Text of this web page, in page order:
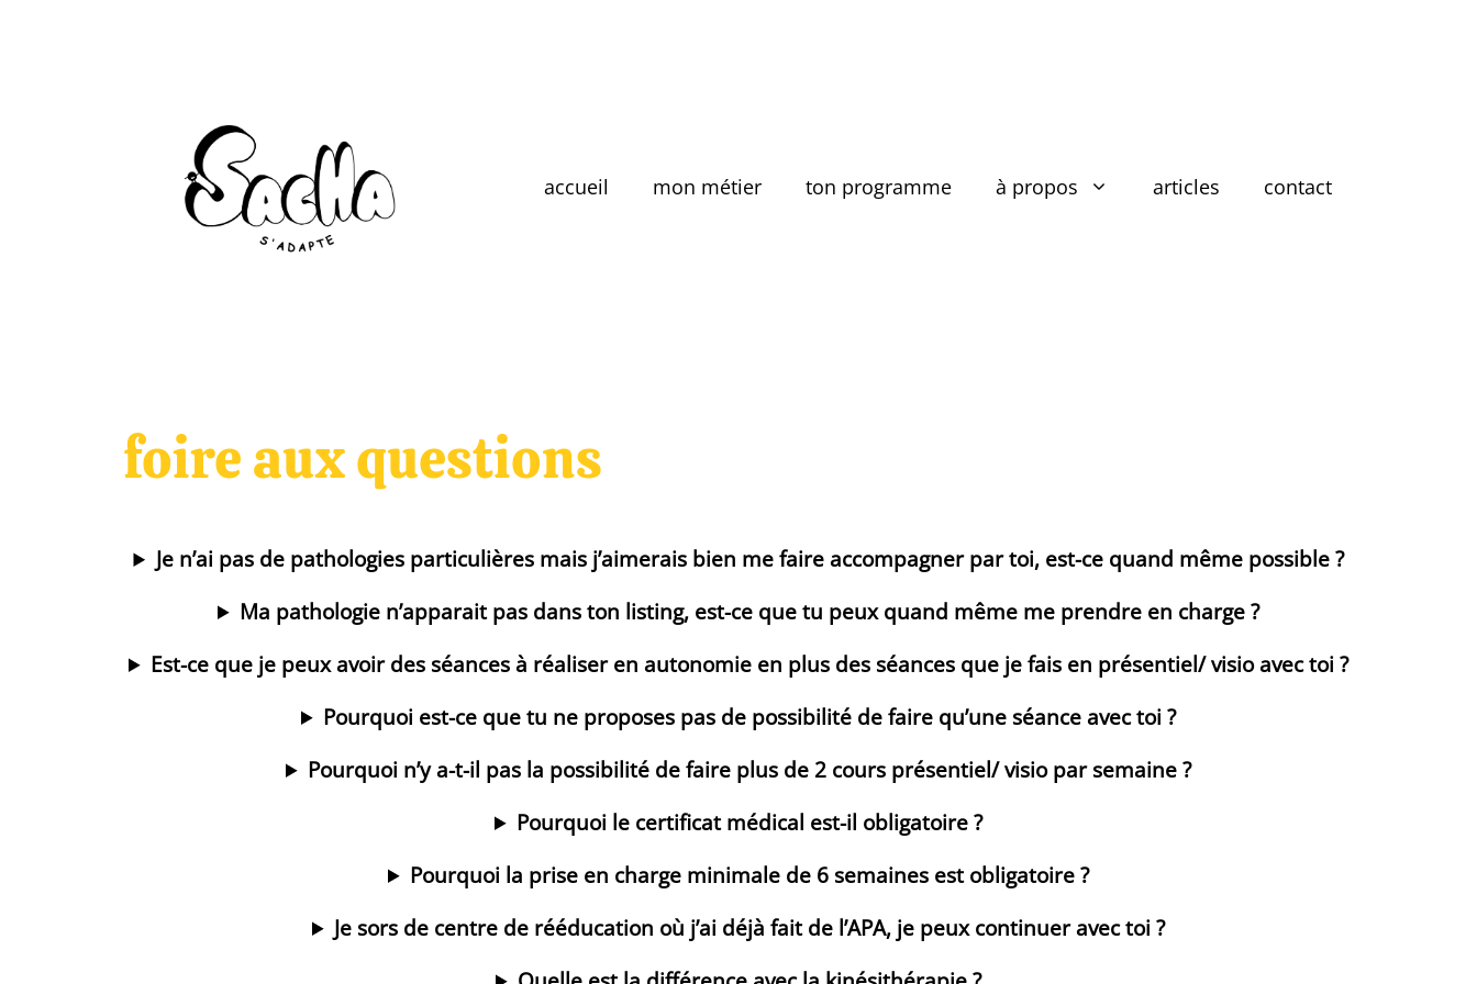
accueil mon métier ton programme à propos articles contact
foire aux questions
Je n’ai pas de pathologies particulières mais j’aimerais bien me faire accompagner par toi, est-ce quand même possible ?
Ma pathologie n’apparait pas dans ton listing, est-ce que tu peux quand même me prendre en charge ?
Est-ce que je peux avoir des séances à réaliser en autonomie en plus des séances que je fais en présentiel/ visio avec toi ?
Pourquoi est-ce que tu ne proposes pas de possibilité de faire qu’une séance avec toi ?
Pourquoi n’y a-t-il pas la possibilité de faire plus de 2 cours présentiel/ visio par semaine ?
Pourquoi le certificat médical est-il obligatoire ?
Pourquoi la prise en charge minimale de 6 semaines est obligatoire ?
Je sors de centre de rééducation où j’ai déjà fait de l’APA, je peux continuer avec toi ?